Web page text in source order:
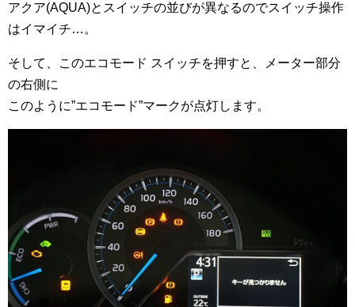
アクア(AQUA)とスイッチの並びが異なるのでスイッチ操作
はイマイチ…。
そして、このエコモード スイッチを押すと、メーター部分
の右側に
このように”エコモード”マークが点灯します。